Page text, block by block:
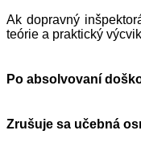
Ak dopravný
teórie a praktický
Po absolvovaní
Zrušuje sa učebná